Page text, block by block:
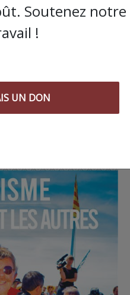
Soutenez notre
!
UN DON